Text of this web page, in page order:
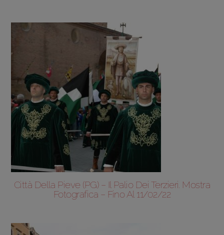
Città Della Pieve (PG) – Il Palio Dei Terzieri. Mostra
Fotografica – Fino Al 11/02/22